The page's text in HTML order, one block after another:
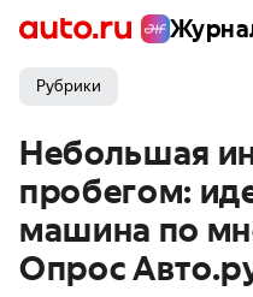
Рубрики
Небольшая
пробегом:
машина по
Опрос